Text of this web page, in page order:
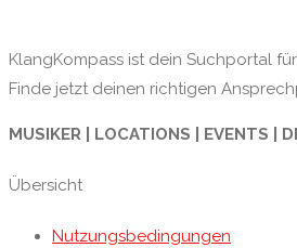
KlangKompass ist dein Suchportal
Finde jetzt deinen richtigen
MUSIKER | LOCATIONS | EVENTS |
Übersicht
Nutzungsbedingungen